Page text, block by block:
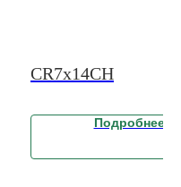
CR7x14CH
Подробнее